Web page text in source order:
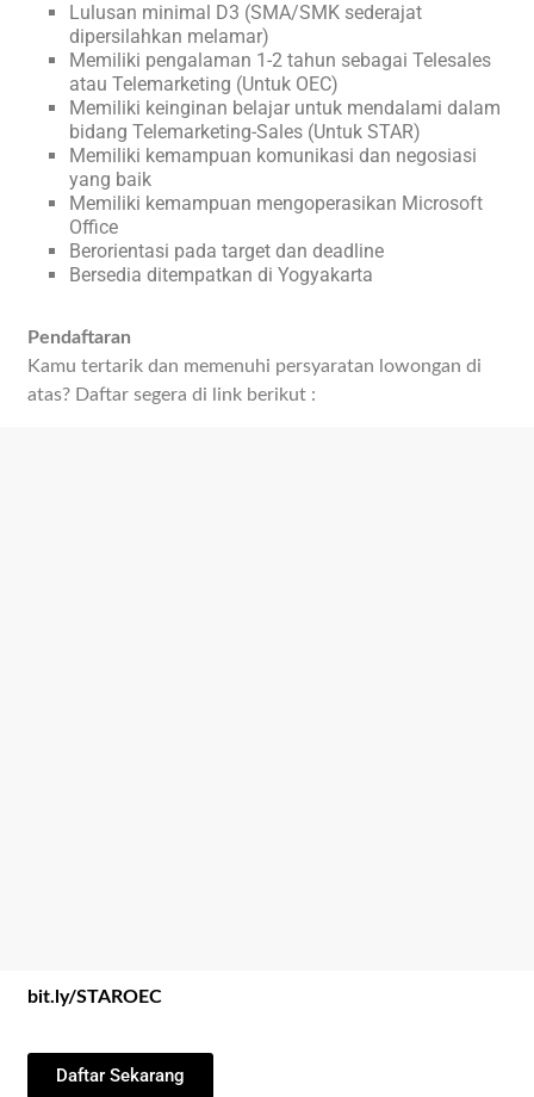
Lulusan minimal D3 (SMA/SMK sederajat
dipersilahkan melamar)
Memiliki pengalaman 1-2 tahun sebagai Telesales
atau Telemarketing (Untuk OEC)
Memiliki keinginan belajar untuk mendalami dalam
bidang Telemarketing-Sales (Untuk STAR)
Memiliki kemampuan komunikasi dan negosiasi
yang baik
Memiliki kemampuan mengoperasikan Microsoft
Office
Berorientasi pada target dan deadline
Bersedia ditempatkan di Yogyakarta
Pendaftaran
Kamu tertarik dan memenuhi persyaratan lowongan di
atas? Daftar segera di link berikut :
bit.ly/STAROEC
Daftar Sekarang